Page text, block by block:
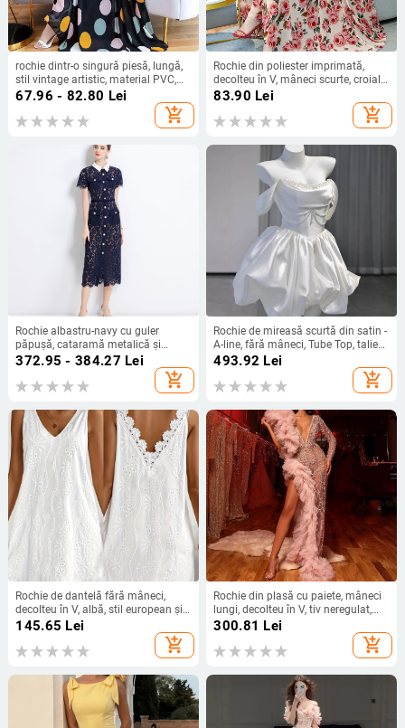
rochie dintr-o singură piesă, lungă,
stil vintage artistic, material PVC,
decolteu rotund, mâneci scurte,
67.96 - 82.80 Lei
add_shopping_cart
Rochie din poliester imprimată,
decolteu în V, mâneci scurte, croială
în linie A, lungime medie
83.90 Lei
add_shopping_cart
Rochie albastru-navy cu guler
păpușă, cataramă metalică și
dantelă franțuzească hidrosolubilă,
stil sofisticat pentru doamne, rochie
de lungime medie
372.95 - 384.27 Lei
add_shopping_cart
Rochie de mireasă scurtă din satin -
A-line, fără mâneci, Tube Top, talie
înaltă, vară 2025
493.92 Lei
add_shopping_cart
Rochie de dantelă fără mâneci,
decolteu în V, albă, stil european și
american, vară 2026 pentru plajă și
145.65 Lei
add_shopping_cart
Rochie din plasă cu paiete, mâneci
lungi, decolteu în V, tiv neregulat,
rochie de seară
300.81 Lei
add_shopping_cart